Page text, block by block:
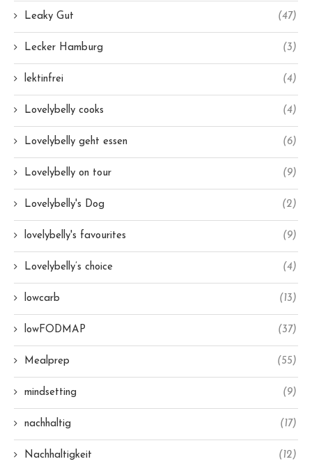
Leaky Gut (47)
Lecker Hamburg (3)
lektinfrei (4)
Lovelybelly cooks (4)
Lovelybelly geht essen (6)
Lovelybelly on tour (9)
Lovelybelly's Dog (2)
lovelybelly's favourites (9)
Lovelybelly’s choice (4)
lowcarb (13)
lowFODMAP (37)
Mealprep (55)
mindsetting (9)
nachhaltig (17)
Nachhaltigkeit (12)